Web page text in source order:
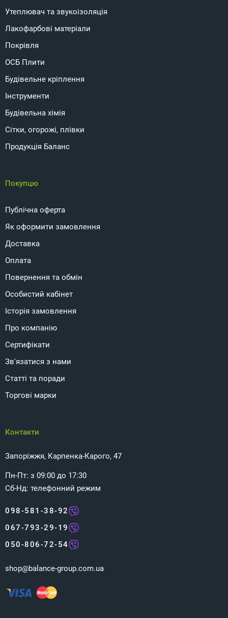
Утеплювач та звукоізоляція
Лакофарбові матеріали
Покрівля
ОСБ Плити
Будівельне кріплення
Інструменти
Будівельна хімія
Сітки, огорожі, плівки
Продукція Баланс
Покупцю
Публічна оферта
Як оформити замовлення
Доставка
Оплата
Повернення та обмін
Особистий кабінет
Історія замовлення
Про компанію
Сертифікати
Зв'язатися з нами
Статті та поради
Торгові марки
Контакти
Запоріжжя, Карпенка-Карого, 47
Пн-Пт: з 09:00 до 17:30
Сб-Нд: телефонний режим
098-581-38-92
067-793-29-19
050-806-72-54
shop@balance-group.com.ua